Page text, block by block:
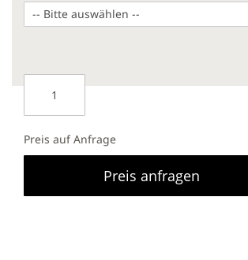
Preis auf Anfrage
Preis anfragen